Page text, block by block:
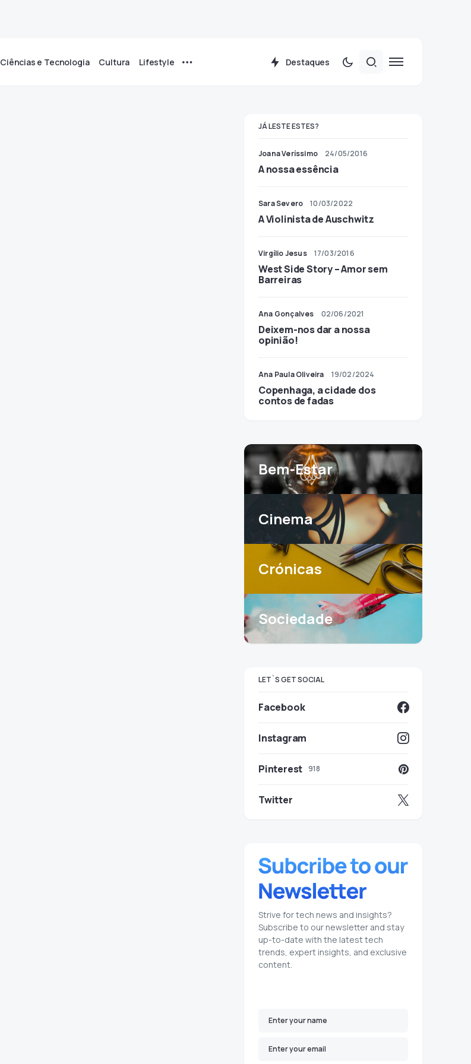
Ciências e Tecnologia Cultura Lifestyle Destaques
JÁ LESTE ESTES?
Joana Veríssimo 24/05/2016
A nossa essência
Sara Severo 10/03/2022
A Violinista de Auschwitz
Virgílio Jesus 17/03/2016
West Side Story – Amor sem
Barreiras
Ana Gonçalves 02/06/2021
Deixem-nos dar a nossa
opinião!
Ana Paula Oliveira 19/02/2024
Copenhaga, a cidade dos
contos de fadas
Bem-Estar
Cinema
Crónicas
Sociedade
LET`S GET SOCIAL
Facebook
Instagram
Pinterest 918
Twitter
Strive for tech news and insights?
Subscribe to our newsletter and stay
up-to-date with the latest tech
trends, expert insights, and exclusive
content.